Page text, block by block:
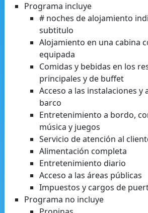
Programa incluye
# noches de alojamiento
subtitulo
Alojamiento en una cabina
equipada
Comidas y bebidas en los
principales y de buffet
Acceso a las instalaciones y
barco
Entretenimiento a bordo,
música y juegos
Servicio de atención al
Alimentación completa
Entretenimiento diario
Acceso a las áreas públicas
Impuestos y cargos de
Programa no incluye